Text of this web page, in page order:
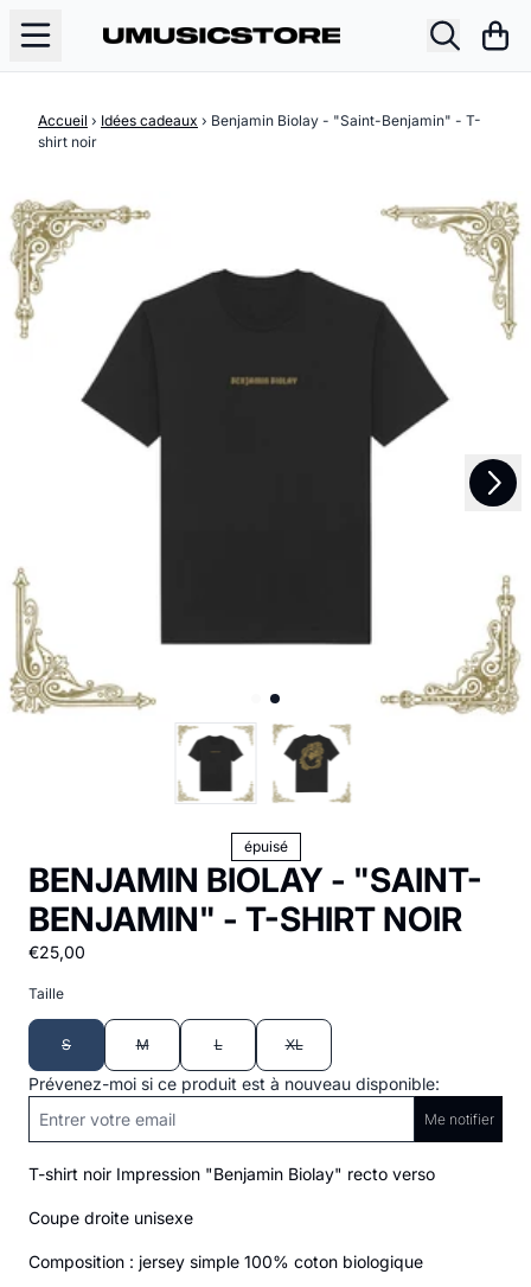
Accueil › Idées cadeaux › Benjamin Biolay - "Saint-Benjamin" - T-
shirt noir
Suivant
épuisé
BENJAMIN BIOLAY - "SAINT-
BENJAMIN" - T-SHIRT NOIR
€25,00
Taille
S M L XL
Prévenez-moi si ce produit est à nouveau disponible:
Me notifier
T-shirt noir Impression "Benjamin Biolay" recto verso
Coupe droite unisexe
Composition : jersey simple 100% coton biologique